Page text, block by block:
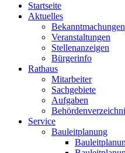
Startseite
Aktuelles
Bekanntmachungen
Veranstaltungen
Stellenanzeigen
Bürgerinfo
Rathaus
Mitarbeiter
Sachgebiete
Aufgaben
Service
Bauleitplanung